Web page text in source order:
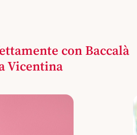
con Baccalà
Vicentina